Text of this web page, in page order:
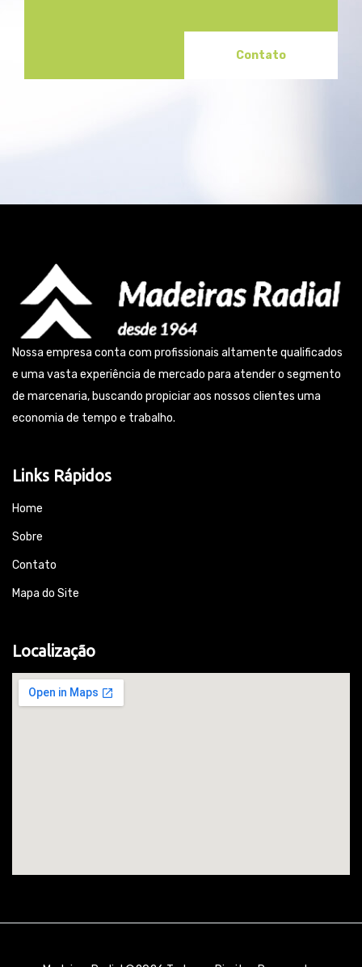
Contato
Nossa empresa conta com profissionais altamente qualificados
e uma vasta experiência de mercado para atender o segmento
de marcenaria, buscando propiciar aos nossos clientes uma
economia de tempo e trabalho.
Links Rápidos
Home
Sobre
Contato
Mapa do Site
Localização